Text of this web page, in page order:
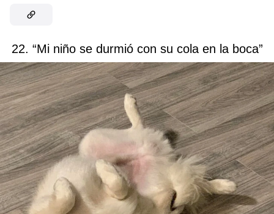
22. “Mi niño se durmió con su cola en la boca”